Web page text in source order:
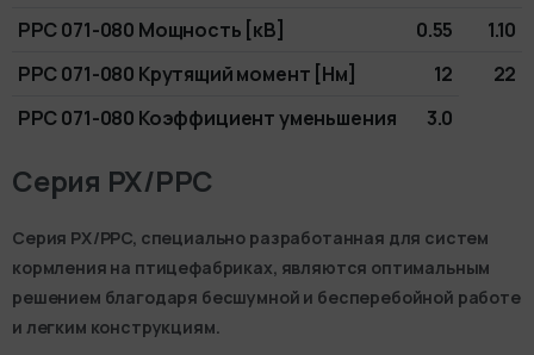
PPC 071-080 Мощность [кВ]
0.55
1.10
PPC 071-080 Крутящий момент [Нм]
12
22
PPC 071-080 Коэффициент уменьшения
3.0
Серия PX/PPC
Серия PX/PPC, специально разработанная для систем
кормления на птицефабриках, являются оптимальным
решением благодаря бесшумной и бесперебойной работе
и легким конструкциям.